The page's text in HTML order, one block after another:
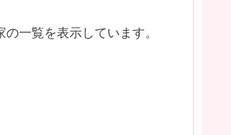
一覧を表示しています。